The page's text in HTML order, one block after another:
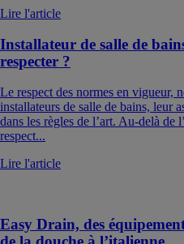
Lire l'article
Installateur de salle de
respecter ?
Le respect des normes en vigueur,
installateurs de salle de bains, leur
dans les règles de l’art. Au-delà de
respect...
Lire l'article
Easy Drain, des